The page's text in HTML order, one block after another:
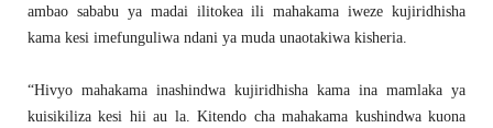
ambao sababu ya madai ilitokea ili mahakama iweze kujiridhisha
kama kesi imefunguliwa ndani ya muda unaotakiwa kisheria.
“Hivyo mahakama inashindwa kujiridhisha kama ina mamlaka ya
kuisikiliza kesi hii au la. Kitendo cha mahakama kushindwa kuona